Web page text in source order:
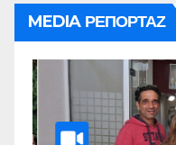
MEDIA ΡΕΠΟΡΤΑΖ